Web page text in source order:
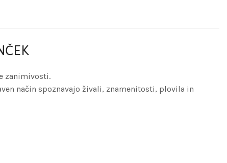
zanimivosti.
način spoznavajo živali, znamenitosti, plovila in